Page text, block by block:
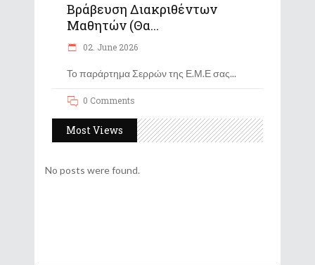
Βράβευση Διακριθέντων
Μαθητών (Θα...
02. June 2026
Το παράρτημα Σερρών της Ε.Μ.Ε σας
0 Comments
Most Views
No posts were found.